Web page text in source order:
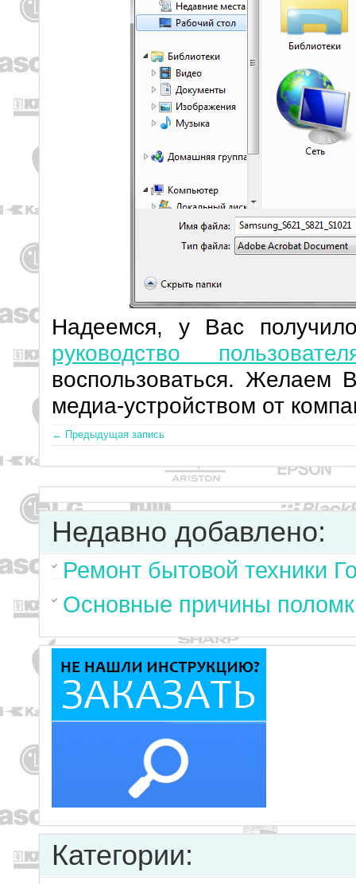
Надеемся, у Вас
руководство
воспользоваться. Желаем
медиа-устройством от
← Предыдущая запись
Недавно добавлено:
Ремонт бытовой техники
Основные причины
Категории: